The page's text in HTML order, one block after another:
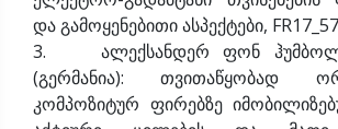
და გამოყენებითი ასპექტები,
3. ალექსანდერ ფონ
(გერმანია): თვითაწყობად
კომპოზიტურ ფირებზე